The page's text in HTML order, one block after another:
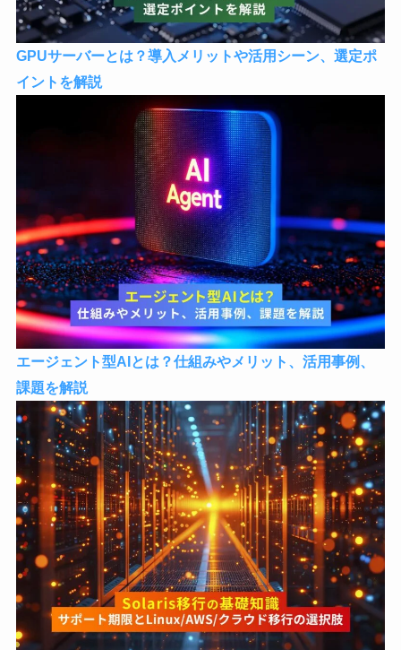
GPUサーバーとは？導入メリットや活用シーン、選定ポ
イントを解説
エージェント型AIとは？仕組みやメリット、活用事例、
課題を解説